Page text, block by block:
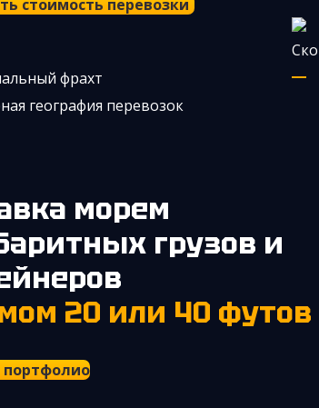
стоимость перевозки
фрахт
география перевозок
грузов и
20 или 40 футов